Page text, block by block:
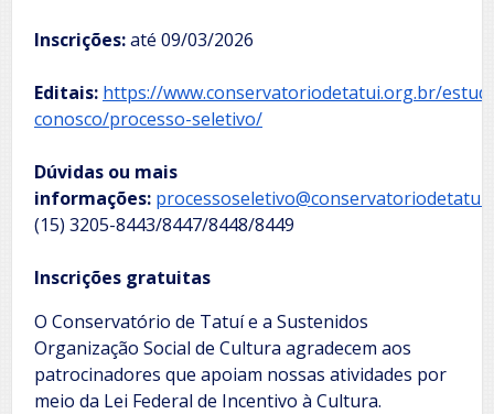
Inscrições:até 09/03/2026
Editais: https://www.conservatoriodetatui.org.br/
conosco/processo-seletivo/
Dúvidas ou mais
informações:
(15) 3205-8443/8447/8448/8449
Inscrições gratuitas
O Conservatório de Tatuí e a Sustenidos
Organização Social de Cultura agradecem aos
patrocinadores que apoiam nossas atividades por
meio da Lei Federal de Incentivo à Cultura.